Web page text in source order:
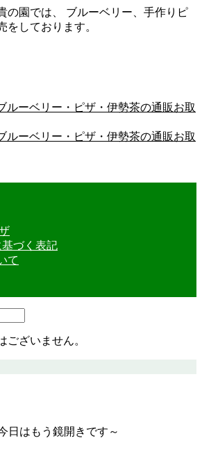
の園では、 ブルーベリー、手作りピ
をしております。
づく表記
て
ございません。
日はもう鏡開きです～